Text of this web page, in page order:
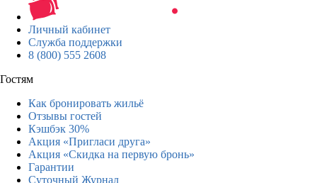
Личный кабинет
Служба поддержки
8 (800) 555 2608
Гостям
Как бронировать жильё
Отзывы гостей
Кэшбэк 30%
Акция «Пригласи друга»
Акция «Скидка на первую бронь»
Гарантии
Суточный Журнал